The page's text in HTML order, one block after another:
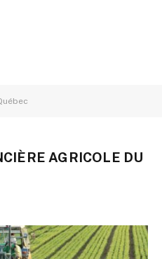
AGRICOLE DU